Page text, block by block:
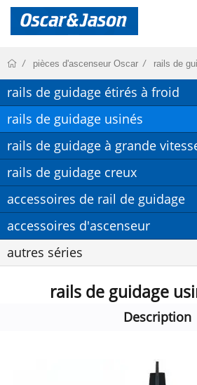
pièces d'ascenseur Oscar rails de
rails de guidage étirés à froid
rails de guidage usinés
rails de guidage à grande
rails de guidage creux
accessoires de rail de guidage
accessoires d'ascenseur
autres séries
rails de guidage
Description